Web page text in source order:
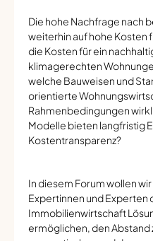
Die hohe Nachfrage nach
weiterhin auf hohe Kosten
die Kosten für ein
klimagerechten
welche Bauweisen und
orientierte
Rahmenbedingungen
Modelle bieten langfristig
Kostentransparenz?
In diesem Forum wollen
Expertinnen und Experten
Immobilienwirtschaft
ermöglichen, den Abstand